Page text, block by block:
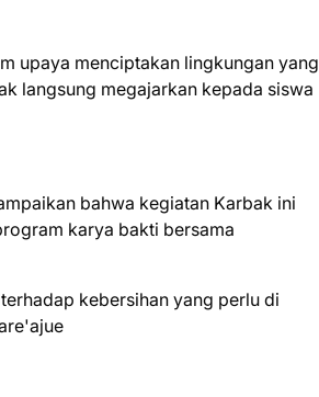
upaya menciptakan lingkungan yang
langsung megajarkan kepada siswa
bahwa kegiatan Karbak ini
karya bakti bersama
kebersihan yang perlu di